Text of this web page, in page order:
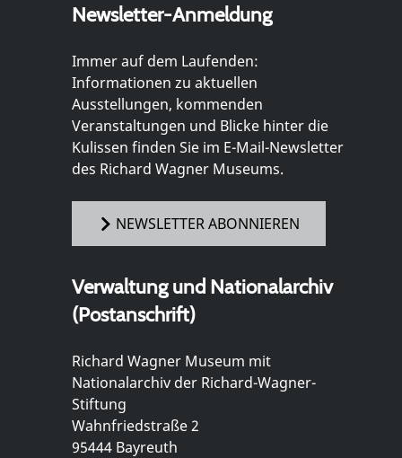
Newsletter-Anmeldung
Immer auf dem Laufenden:
Informationen zu aktuellen
Ausstellungen, kommenden
Veranstaltungen und Blicke hinter die
Kulissen finden Sie im E-Mail-Newsletter
des Richard Wagner Museums.
NEWSLETTER ABONNIEREN
Verwaltung und Nationalarchiv
(Postanschrift)
Richard Wagner Museum mit
Nationalarchiv der Richard-Wagner-
Stiftung
Wahnfriedstraße 2
95444 Bayreuth